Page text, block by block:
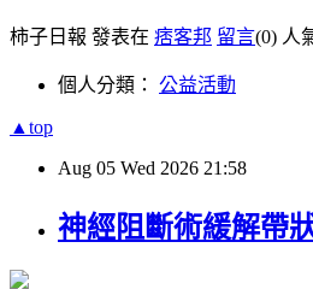
柿子日報 發表在 痞客邦 留言(0) 人
個人分類： 公益活動
▲top
Aug 05 Wed 2026 21:58
神經阻斷術緩解帶